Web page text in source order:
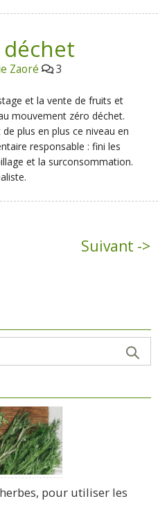
Zaoré
3
et la vente de fruits et
mouvement zéro déchet.
plus en plus ce niveau en
responsable : fini les
et la surconsommation.
Suivant ->
pour utiliser les